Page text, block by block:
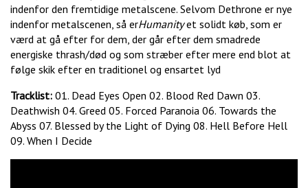
indenfor den fremtidige metalscene. Selvom Dethrone er nye
indenfor metalscenen, så erHumanityet solidt køb, som er
værd at gå efter for dem, der går efter dem smadrede
energiske thrash/død og som stræber efter mere end blot at
følge skik efter en traditionel og ensartet lyd
Tracklist: 01. Dead Eyes Open 02. Blood Red Dawn 03.
Deathwish 04. Greed 05. Forced Paranoia 06. Towards the
Abyss 07. Blessed by the Light of Dying 08. Hell Before Hell
09. When I Decide